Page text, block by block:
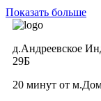
Показать больше
д.Андреевское
29Б
20 минут от